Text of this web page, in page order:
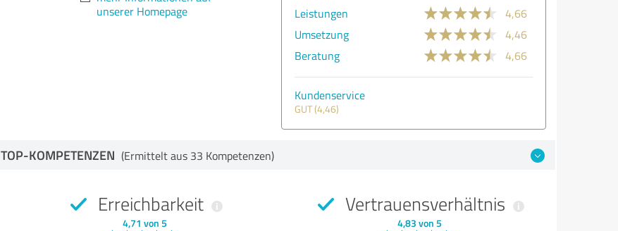
unserer Homepage
Leistungen
4,66
Umsetzung
4,46
Beratung
4,66
Kundenservice
GUT (4,46)
TOP-KOMPETENZEN (Ermittelt aus 33 Kompetenzen)
Erreichbarkeit
4,71 von 5
Vertrauensverhältnis
4,83 von 5